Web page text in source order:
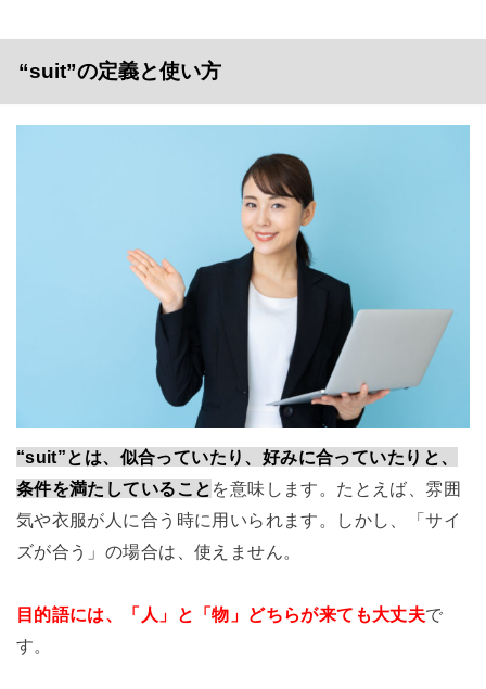
“suit”の定義と使い方
“suit”とは、似合っていたり、好みに合っていたりと、
条件を満たしていること を意味します。たとえば、雰囲
気や衣服が人に合う時に用いられます。しかし、「サイ
ズが合う」の場合は、使えません。
目的語には、「人」と「物」どちらが来ても大丈夫で
す。